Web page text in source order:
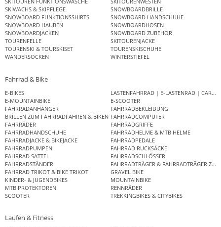
SKIWACHS & SKIPFLEGE
SNOWBOARDBRILLE
SNOWBOARD FUNKTIONSSHIRTS
SNOWBOARD HANDSCHUHE
SNOWBOARD HAUBEN
SNOWBOARDHOSEN
SNOWBOARDJACKEN
SNOWBOARD ZUBEHÖR
TOURENFELLE
SKITOURENJACKE
TOURENSKI & TOURSKISET
TOURENSKISCHUHE
WANDERSOCKEN
WINTERSTIEFEL
Fahrrad & Bike
E-BIKES
LASTENFAHRRAD | E-LASTENRAD |
E-MOUNTAINBIKE
E-SCOOTER
FAHRRADANHÄNGER
FAHRRADBEKLEIDUNG
BRILLEN ZUM FAHRRADFAHREN & BIKEN FAHRRADCOMPUTER
FAHRRÄDER
FAHRRADGRIFFE
FAHRRADHANDSCHUHE
FAHRRADHELME & MTB HELME
FAHRRADJACKE & BIKEJACKE
FAHRRADPEDALE
FAHRRADPUMPEN
FAHRRAD RUCKSÄCKE
FAHRRAD SATTEL
FAHRRADSCHLÖSSER
FAHRRADSTÄNDER
FAHRRADTRÄGER & FAHRRADTRÄGER
FAHRRAD TRIKOT & BIKE TRIKOT
GRAVEL BIKE
KINDER- & JUGENDBIKES
MOUNTAINBIKE
MTB PROTEKTOREN
RENNRÄDER
SCOOTER
TREKKINGBIKES & CITYBIKES
Laufen & Fitness